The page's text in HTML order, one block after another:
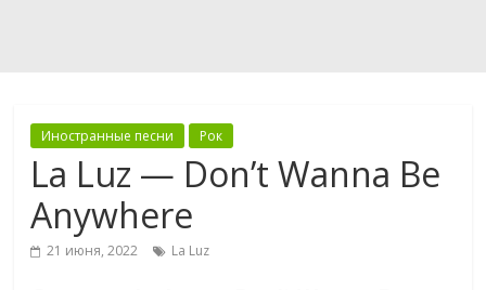
Иностранные песни Рок
La Luz — Don’t Wanna Be
Anywhere
21 июня, 2022 La Luz